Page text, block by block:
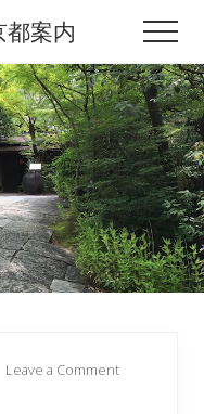
案内
Leave a Comment